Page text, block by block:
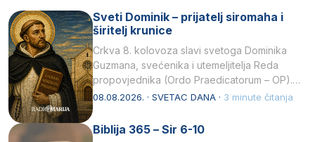
Sveti Dominik – prijatelj siromaha i
širitelj krunice
Crkva 8. kolovoza slavi svetoga Dominika
Guzmana, svećenika i utemeljitelja Reda
propovjednika (Ordo Praedicatorum – OP).
Svojim životom, dubokom ljubavlju prema
08.08.2026. · SVETAC DANA · 3 minute čitanja
Biblija 365 – Sir 6-10